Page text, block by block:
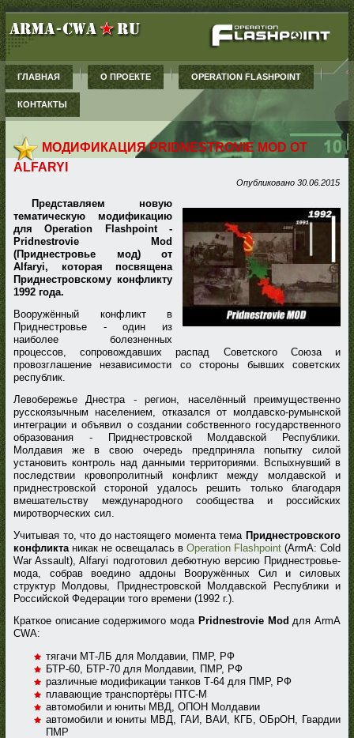
ГЛАВНАЯ О ПРОЕКТЕ OPERATION FLASHPOINT
КОНТАКТЫ
МОДИФИКАЦИЯ PRIDNESTROVIE MOD ОТ
ALFARYI
Опубликовано 30.06.2015
Представляем новую
тематическую модификацию
для Operation Flashpoint -
Pridnestrovie Mod
(Приднестровье мод) от
Alfaryi, которая посвящена
Приднестровскому конфликту
1992 года.
Вооружённый конфликт в
Приднестровье - один из
наиболее болезненных
процессов, сопровождавших распад Советского Союза и
провозглашение независимости со стороны бывших советских
республик.
Левобережье Днестра - регион, населённый преимущественно
русскоязычным населением, отказался от молдавско-румынской
интеграции и объявил о создании собственного государственного
образования - Приднестровской Молдавской Республики.
Молдавия же в свою очередь предприняла попытку силой
установить контроль над данными территориями. Вспыхнувший в
последствии кровопролитный конфликт между молдавской и
приднестровской стороной удалось решить только благодаря
вмешательству международного сообщества и российских
миротворческих сил.
Учитывая то, что до настоящего момента тема Приднестровского
конфликтаникак не освещалась в Operation Flashpoint (ArmA: Cold
War Assault), Alfaryi подготовил дебютную версию Приднестровье-
мода, собрав воедино аддоны Вооружённых Сил и силовых
структур Молдовы, Приднестровской Молдавской Республики и
Российской Федерации того времени (1992 г.).
Краткое описание содержимого мода Pridnestrovie Mod для ArmA
CWA:
тягачи МТ-ЛБ для Молдавии, ПМР, РФ
БТР-60, БТР-70 для Молдавии, ПМР, РФ
различные модификации танков Т-64 для ПМР, РФ
плавающие транспортёры ПТС-М
автомобили и юниты МВД, ОПОН Молдавии
автомобили и юниты МВД, ГАИ, ВАИ, КГБ, ОБрОН, Гвардии
ПМР